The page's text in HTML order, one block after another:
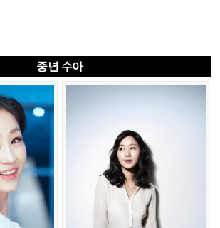
중년 수아